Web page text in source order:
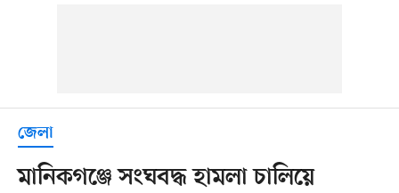
জেলা
মানিকগঞ্জে সংঘবদ্ধ হামলা চালিয়ে